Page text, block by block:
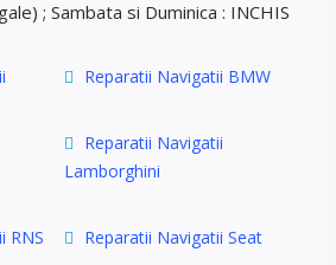
; Sambata si Duminica : INCHIS
Reparatii Navigatii BMW
Reparatii Navigatii
Lamborghini
RNS
Reparatii Navigatii Seat